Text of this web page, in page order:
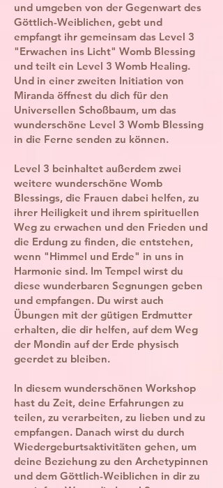
und umgeben von der Gegenwart des
Göttlich-Weiblichen, gebt und
empfangt ihr gemeinsam das Level 3
"Erwachen ins Licht" Womb Blessing
und teilt ein Level 3 Womb Healing.
Und in einer zweiten Initiation von
Miranda öffnest du dich für den
Universellen Schoßbaum, um das
wunderschöne Level 3 Womb Blessing
in die Ferne senden zu können.
Level 3 beinhaltet außerdem zwei
weitere wunderschöne Womb
Blessings, die Frauen dabei helfen, zu
ihrer Heiligkeit und ihrem spirituellen
Weg zu erwachen und den Frieden und
die Erdung zu finden, die entstehen,
wenn "Himmel und Erde" in uns in
Harmonie sind. Im Tempel wirst du
diese wunderbaren Segnungen geben
und empfangen. Du wirst auch
Übungen mit der gütigen Erdmutter
erhalten, die dir helfen, auf dem Weg
der Mondin auf der Erde physisch
geerdet zu bleiben.
In diesem wunderschönen Workshop
hast du Zeit, deine Erfahrungen zu
teilen, zu verarbeiten, zu lieben und zu
empfangen. Danach wirst du durch
Wiedergeburtsaktivitäten gehen, um
deine Beziehung zu den Archetypinnen
und dem Göttlich-Weiblichen in dir zu